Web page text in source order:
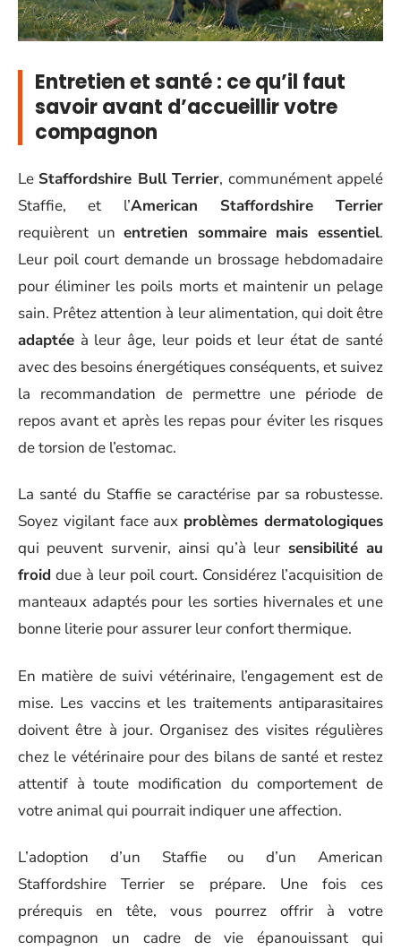
Entretien et santé : ce qu’il faut
savoir avant d’accueillir votre
compagnon
Le Staffordshire Bull Terrier, communément appelé
Staffie, et l’American Staffordshire Terrier
requièrent unentretien sommaire mais essentiel.
Leur poil court demande un brossage hebdomadaire
pour éliminer les poils morts et maintenir un pelage
sain. Prêtez attention à leur alimentation, qui doit être
adaptée à leur âge, leur poids et leur état de santé
avec des besoins énergétiques conséquents, et suivez
la recommandation de permettre une période de
repos avant et après les repas pour éviter les risques
de torsion de l’estomac.
La santé du Staffie se caractérise par sa robustesse.
Soyez vigilant face aux problèmes dermatologiques
qui peuvent survenir, ainsi qu’à leur sensibilité au
froid due à leur poil court. Considérez l’acquisition de
manteaux adaptés pour les sorties hivernales et une
bonne literie pour assurer leur confort thermique.
En matière de suivi vétérinaire, l’engagement est de
mise. Les vaccins et les traitements antiparasitaires
doivent être à jour. Organisez des visites régulières
chez le vétérinaire pour des bilans de santé et restez
attentif à toute modification du comportement de
votre animal qui pourrait indiquer une affection.
L’adoption d’un Staffie ou d’un American
Staffordshire Terrier se prépare. Une fois ces
prérequis en tête, vous pourrez offrir à votre
compagnon un cadre de vie épanouissant qui